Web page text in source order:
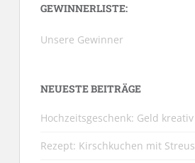
GEWINNERLISTE:
Unsere Gewinner
NEUESTE BEITRÄGE
Hochzeitsgeschenk: Geld
Rezept: Kirschkuchen mit